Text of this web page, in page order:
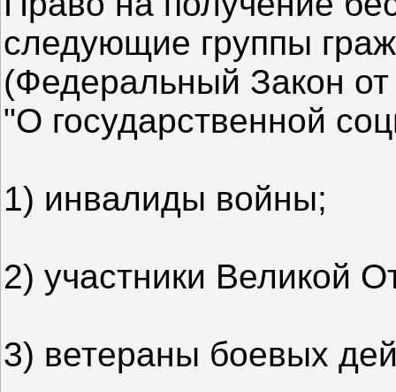
следующие группы
(Федеральный Закон
"О государственной
1) инвалиды войны;
2) участники Великой
3) ветераны боевых